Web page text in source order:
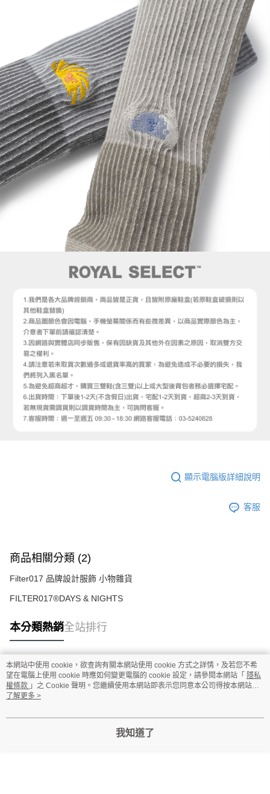
顯示電腦版詳細說明
客服
商品相關分類 (2)
Filter017 品牌設計服飾 小物雜貨
FILTER017®DAYS & NIGHTS
本分類熱銷全站排行
熱門標籤
本網站中使用 cookie，欲查詢有關本網站使用 cookie 方式之詳情，及若您不希
望在電腦上使用 cookie 時應如何變更電腦的 cookie 設定，請參閱本網站「 隱私
權條款 」之 Cookie 聲明。您繼續使用本網站即表示您同意本公司得按本網站使
用條款之 Cookie 聲明使用 cookie。
了解更多 >
我知道了